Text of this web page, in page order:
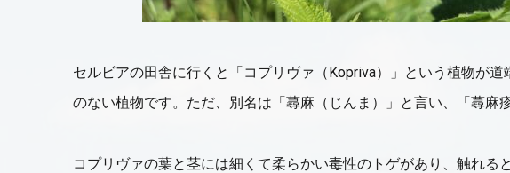
セルビアの田舎に行くと「コプリヴァ（Kopriva）」という植物が
のない植物です。ただ、別名は「蕁麻（じんま）」と言い、「蕁麻
コプリヴァの葉と茎には細くて柔らかい毒性のトゲがあり、触れ